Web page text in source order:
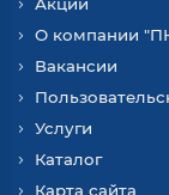
О компании
Вакансии
Услуги
Каталог
Карта сайта